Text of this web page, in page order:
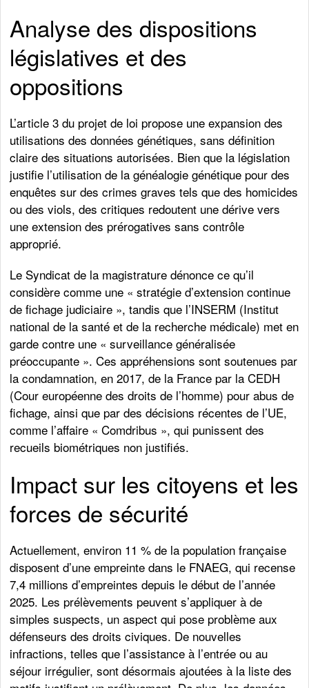
Analyse des dispositions
législatives et des
oppositions
L’article 3 du projet de loi propose une expansion des
utilisations des données génétiques, sans définition
claire des situations autorisées. Bien que la législation
justifie l’utilisation de la généalogie génétique pour des
enquêtes sur des crimes graves tels que des homicides
ou des viols, des critiques redoutent une dérive vers
une extension des prérogatives sans contrôle
approprié.
Le Syndicat de la magistrature dénonce ce qu’il
considère comme une « stratégie d’extension continue
de fichage judiciaire », tandis que l’INSERM (Institut
national de la santé et de la recherche médicale) met en
garde contre une « surveillance généralisée
préoccupante ». Ces appréhensions sont soutenues par
la condamnation, en 2017, de la France par la CEDH
(Cour européenne des droits de l’homme) pour abus de
fichage, ainsi que par des décisions récentes de l’UE,
comme l’affaire « Comdribus », qui punissent des
recueils biométriques non justifiés.
Impact sur les citoyens et les
forces de sécurité
Actuellement, environ 11 % de la population française
disposent d’une empreinte dans le FNAEG, qui recense
7,4 millions d’empreintes depuis le début de l’année
2025. Les prélèvements peuvent s’appliquer à de
simples suspects, un aspect qui pose problème aux
défenseurs des droits civiques. De nouvelles
infractions, telles que l’assistance à l’entrée ou au
séjour irrégulier, sont désormais ajoutées à la liste des